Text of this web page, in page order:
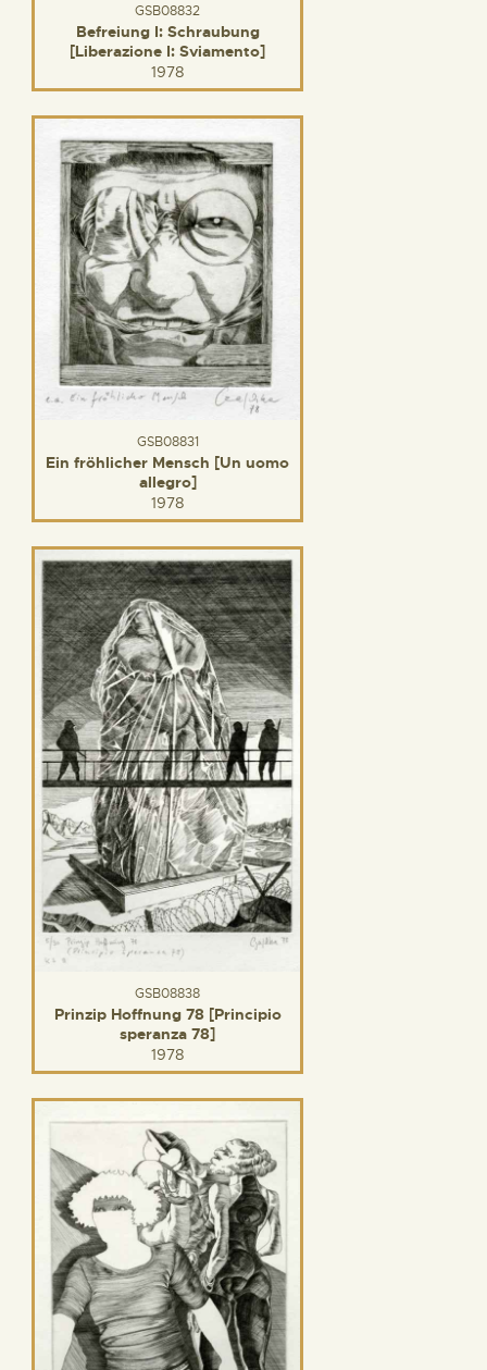
GSB08832
Befreiung I: Schraubung
[Liberazione I: Sviamento]
1978
GSB08831
Ein fröhlicher Mensch [Un uomo
allegro]
1978
GSB08838
Prinzip Hoffnung 78 [Principio
speranza 78]
1978